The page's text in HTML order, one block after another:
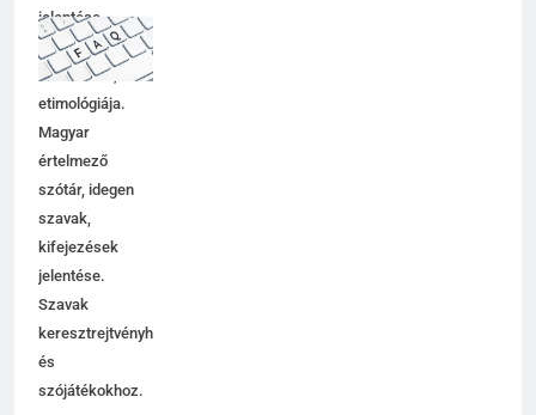
jelentése,
magyarázata,
használata,
etimológiája.
Magyar
értelmező
szótár, idegen
szavak,
kifejezések
jelentése.
Szavak
keresztrejtvényhez
és
szójátékokhoz.